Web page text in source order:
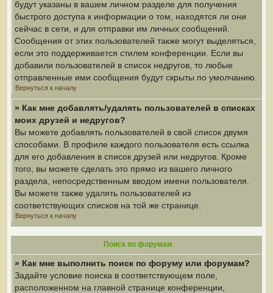
будут указаны в вашем личном разделе для получения
быстрого доступа к информации о том, находятся ли они
сейчас в сети, и для отправки им личных сообщений.
Сообщения от этих пользователей также могут выделяться,
если это поддерживается стилем конференции. Если вы
добавили пользователей в список недругов, то любые
отправленные ими сообщения будут скрыты по умолчанию.
Вернуться к началу
» Как мне добавлять/удалять пользователей в списках
моих друзей и недругов?
Вы можете добавлять пользователей в свой список двумя
способами. В профиле каждого пользователя есть ссылка
для его добавления в список друзей или недругов. Кроме
того, вы можете сделать это прямо из вашего личного
раздела, непосредственным вводом имени пользователя.
Вы можете также удалять пользователей из
соответствующих списков на той же странице.
Вернуться к началу
Поиск по форумам
» Как мне выполнить поиск по форуму или форумам?
Задайте условие поиска в соответствующем поле,
расположенном на главной странице конференции,